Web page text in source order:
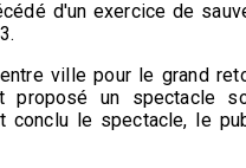
d'un exercice de
ville pour le grand
proposé un spectacle
conclu le spectacle, le